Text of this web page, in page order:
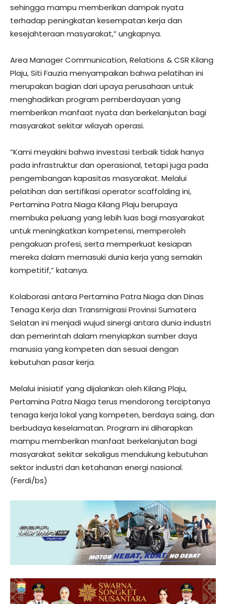
sehingga mampu memberikan dampak nyata
terhadap peningkatan kesempatan kerja dan
kesejahteraan masyarakat,” ungkapnya.
Area Manager Communication, Relations & CSR Kilang
Plaju, Siti Fauzia menyampaikan bahwa pelatihan ini
merupakan bagian dari upaya perusahaan untuk
menghadirkan program pemberdayaan yang
memberikan manfaat nyata dan berkelanjutan bagi
masyarakat sekitar wilayah operasi.
“Kami meyakini bahwa investasi terbaik tidak hanya
pada infrastruktur dan operasional, tetapi juga pada
pengembangan kapasitas masyarakat. Melalui
pelatihan dan sertifikasi operator scaffolding ini,
Pertamina Patra Niaga Kilang Plaju berupaya
membuka peluang yang lebih luas bagi masyarakat
untuk meningkatkan kompetensi, memperoleh
pengakuan profesi, serta memperkuat kesiapan
mereka dalam memasuki dunia kerja yang semakin
kompetitif,” katanya.
Kolaborasi antara Pertamina Patra Niaga dan Dinas
Tenaga Kerja dan Transmigrasi Provinsi Sumatera
Selatan ini menjadi wujud sinergi antara dunia industri
dan pemerintah dalam menyiapkan sumber daya
manusia yang kompeten dan sesuai dengan
kebutuhan pasar kerja.
Melalui inisiatif yang dijalankan oleh Kilang Plaju,
Pertamina Patra Niaga terus mendorong terciptanya
tenaga kerja lokal yang kompeten, berdaya saing, dan
berbudaya keselamatan. Program ini diharapkan
mampu memberikan manfaat berkelanjutan bagi
masyarakat sekitar sekaligus mendukung kebutuhan
sektor industri dan ketahanan energi nasional.
(Ferdi/bs)